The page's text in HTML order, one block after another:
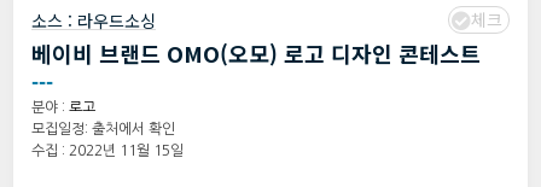
소스 : 라우드소싱 체크
베이비 브랜드 OMO(오모) 로고 디자인 콘테스트
---
분야 : 로고
모집일정: 출처에서 확인
수집 : 2022년 11월 15일